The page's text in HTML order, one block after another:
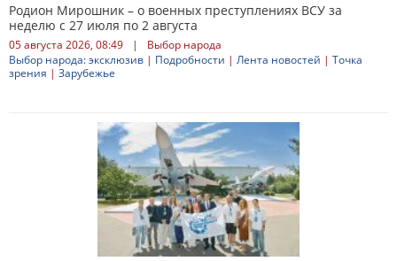
Родион Мирошник – о военных преступлениях ВСУ за
неделю с 27 июля по 2 августа
05 августа 2026, 08:49 |
Выбор народа
Выбор народа: эксклюзив | Подробности | Лента новостей | Точка
зрения | Зарубежье